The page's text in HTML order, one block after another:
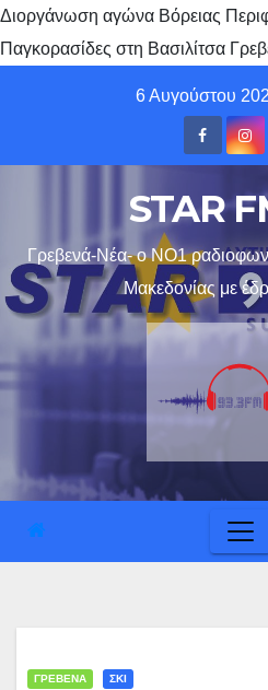
Διοργάνωση αγώνα Βόρειας
Παγκορασίδες στη Βασιλίτσα
6 Αυγούστου
STAR
Γρεβενά-Νέα- ο ΝΟ1
Μακεδονίας με
ΓΡΕΒΕΝΑ ΣΚΙ